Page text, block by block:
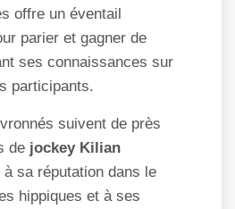
offre un éventail
parier et gagner de
ses connaissances sur
participants.
suivent de près
de jockey Kilian
à sa réputation dans le
hippiques et à ses